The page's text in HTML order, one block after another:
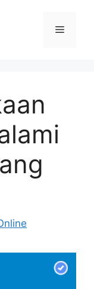
Menu